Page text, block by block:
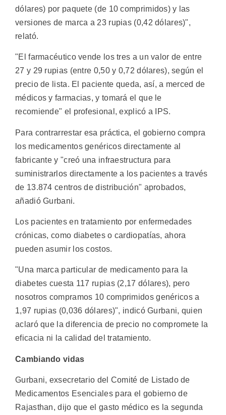
dólares) por paquete (de 10 comprimidos) y las
versiones de marca a 23 rupias (0,42 dólares)",
relató.
"El farmacéutico vende los tres a un valor de entre
27 y 29 rupias (entre 0,50 y 0,72 dólares), según el
precio de lista. El paciente queda, así, a merced de
médicos y farmacias, y tomará el que le
recomiende" el profesional, explicó a IPS.
Para contrarrestar esa práctica, el gobierno compra
los medicamentos genéricos directamente al
fabricante y "creó una infraestructura para
suministrarlos directamente a los pacientes a través
de 13.874 centros de distribución" aprobados,
añadió Gurbani.
Los pacientes en tratamiento por enfermedades
crónicas, como diabetes o cardiopatías, ahora
pueden asumir los costos.
"Una marca particular de medicamento para la
diabetes cuesta 117 rupias (2,17 dólares), pero
nosotros compramos 10 comprimidos genéricos a
1,97 rupias (0,036 dólares)", indicó Gurbani, quien
aclaró que la diferencia de precio no compromete la
eficacia ni la calidad del tratamiento.
Cambiando vidas
Gurbani, exsecretario del Comité de Listado de
Medicamentos Esenciales para el gobierno de
Rajasthan, dijo que el gasto médico es la segunda